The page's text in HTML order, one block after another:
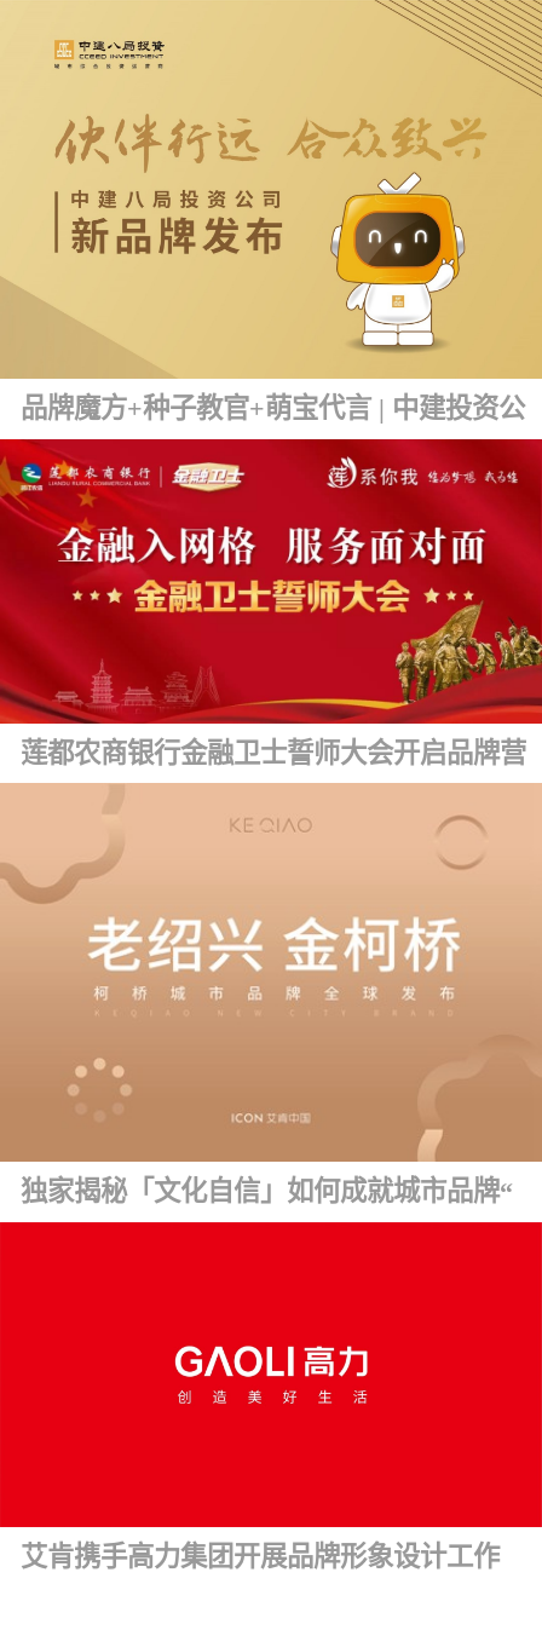
品牌魔方+种子教官+萌宝代言 | 中建投资公司品牌文化发布
莲都农商银行金融卫士誓师大会开启品牌营销新篇章
艾肯携手高力集团开展品牌形象设计工作